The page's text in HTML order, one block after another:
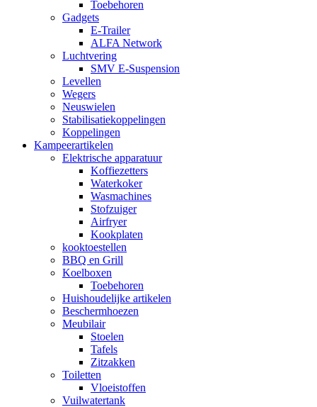
Toebehoren
Gadgets
E-Trailer
ALFA Network
Luchtvering
SMV E-Suspension
Levellen
Wegers
Neuswielen
Stabilisatiekoppelingen
Koppelingen
Kampeerartikelen
Elektrische apparatuur
Koffiezetters
Waterkoker
Wasmachines
Stofzuiger
Airfryer
Kookplaten
kooktoestellen
BBQ en Grill
Koelboxen
Toebehoren
Huishoudelijke artikelen
Beschermhoezen
Meubilair
Stoelen
Tafels
Zitzakken
Toiletten
Vloeistoffen
Vuilwatertank